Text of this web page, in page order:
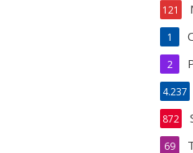
121
1
2
4.237
872
69